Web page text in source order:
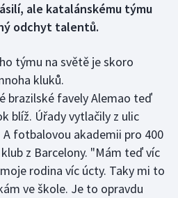
ale katalánskému týmu
odchyt talentů.
týmu na světě je skoro
kluků.
brazilské favely Alemao teď
blíž. Úřady vytlačily z ulic
fotbalovou akademii pro 400
z Barcelony. "Mám teď víc
rodina víc úcty. Taky mi to
ve škole. Je to opravdu